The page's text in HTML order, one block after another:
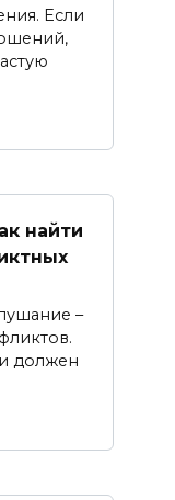
Если
найти
–
должен